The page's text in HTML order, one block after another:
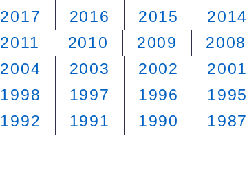
2017 2016 2015 2014
2011 2010 2009 2008
2004 2003 2002 2001
1998 1997 1996 1995
1992 1991 1990 1987